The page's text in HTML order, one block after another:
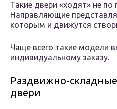
Такие двери «ходят» не
Направляющие
которым и движутся
Чаще всего такие модели
индивидуальному заказу.
Раздвижно-
двери